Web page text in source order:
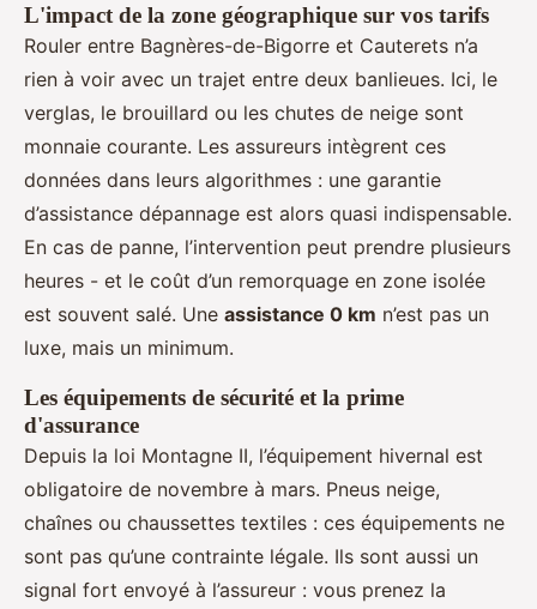
L'impact de la zone géographique sur vos tarifs
Rouler entre Bagnères-de-Bigorre et Cauterets n’a
rien à voir avec un trajet entre deux banlieues. Ici, le
verglas, le brouillard ou les chutes de neige sont
monnaie courante. Les assureurs intègrent ces
données dans leurs algorithmes : une garantie
d’assistance dépannage est alors quasi indispensable.
En cas de panne, l’intervention peut prendre plusieurs
heures - et le coût d’un remorquage en zone isolée
est souvent salé. Une assistance 0 km n’est pas un
luxe, mais un minimum.
Les équipements de sécurité et la prime
d'assurance
Depuis la loi Montagne II, l’équipement hivernal est
obligatoire de novembre à mars. Pneus neige,
chaînes ou chaussettes textiles : ces équipements ne
sont pas qu’une contrainte légale. Ils sont aussi un
signal fort envoyé à l’assureur : vous prenez la